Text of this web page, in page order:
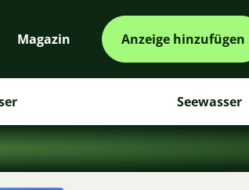
Magazin Anzeige hinzufügen
Seewasser